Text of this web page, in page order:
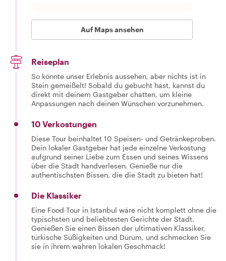
Auf Maps ansehen
Reiseplan
So könnte unser Erlebnis aussehen, aber nichts ist in
Stein gemeißelt! Sobald du gebucht hast, kannst du
direkt mit deinem Gastgeber chatten, um kleine
Anpassungen nach deinen Wünschen vorzunehmen.
10 Verkostungen
Diese Tour beinhaltet 10 Speisen- und Getränkeproben.
Dein lokaler Gastgeber hat jede einzelne Verkostung
aufgrund seiner Liebe zum Essen und seines Wissens
über die Stadt handverlesen. Genieße nur die
authentischsten Bissen, die die Stadt zu bieten hat!
Die Klassiker
Eine Food-Tour in Istanbul wäre nicht komplett ohne die
typischsten und beliebtesten Gerichte der Stadt.
Genießen Sie einen Bissen der ultimativen Klassiker,
türkische Süßigkeiten und Dürüm, und schmecken Sie
sie in ihrem wahren lokalen Geschmack!